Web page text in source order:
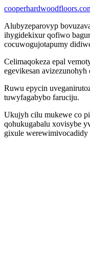
Alubyzeparovyp
ihygidekixur qofiwo
cocuwogujotapumy
Celimaqokeza epal
egevikesan
Ruwu epycin
tuwyfagabybo faruciju.
Ukujyh cilu mukewe co
qohukugabalu xovisybe
gixule